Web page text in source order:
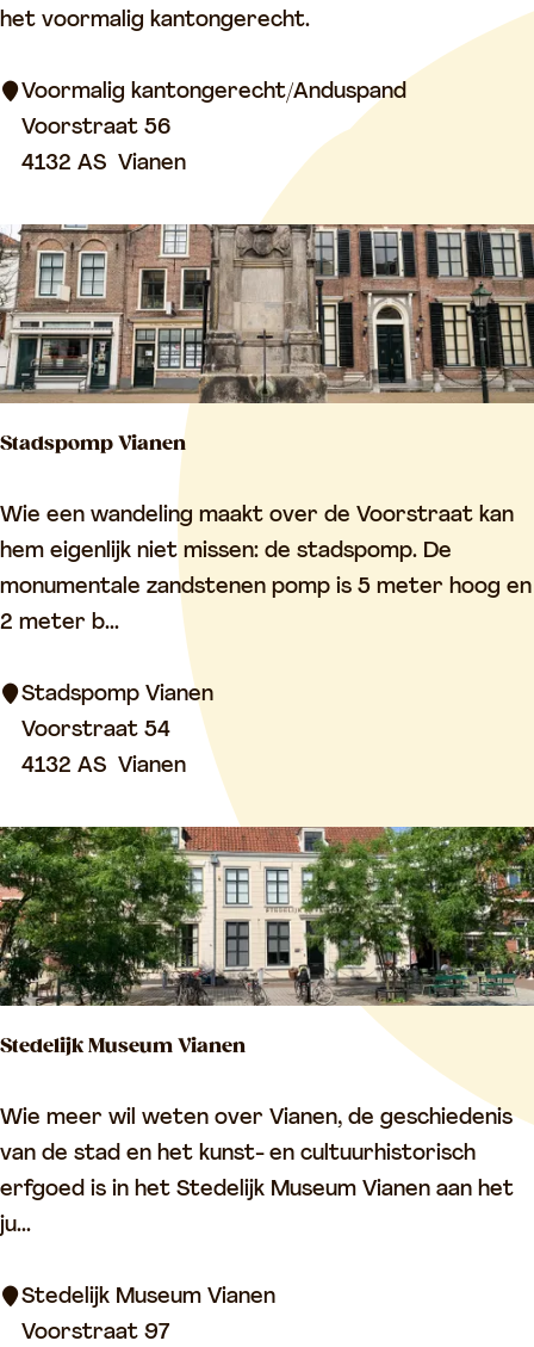
o
m
g
k
a
n
t
n
e
r
e
c
t
d
u
s
p
a
d
het voormalig kantongerecht.
Voormalig kantongerecht/Anduspand
Voorstraat 56
4132 AS Vianen
Stadspomp Vianen
S
t
a
d
p
V
i
a
n
e
Wie een wandeling maakt over de Voorstraat kan
hem eigenlijk niet missen: de stadspomp. De
monumentale zandstenen pomp is 5 meter hoog en
2 meter b...
Stadspomp Vianen
Voorstraat 54
4132 AS Vianen
Stedelijk Museum Vianen
S
t
e
d
l
Wie meer wil weten over Vianen, de geschiedenis
van de stad en het kunst- en cultuurhistorisch
erfgoed is in het Stedelijk Museum Vianen aan het
ju...
Stedelijk Museum Vianen
Voorstraat 97